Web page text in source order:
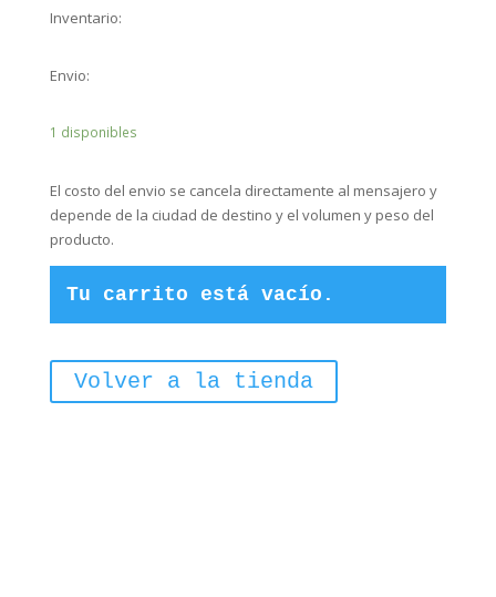
Inventario:
Envio:
1 disponibles
El costo del envio se cancela directamente al mensajero y
depende de la ciudad de destino y el volumen y peso del
producto.
Tu carrito está vacío.
Volver a la tienda